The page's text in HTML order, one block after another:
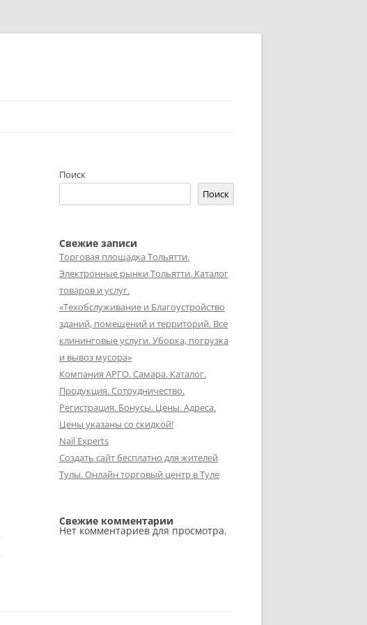
Поиск
Поиск
Свежие записи
Торговая площадка Тольятти.
Электронные рынки Тольятти. Каталог
товаров и услуг.
«Техобслуживание и Благоустройство
зданий, помещений и территорий. Все
клининговые услуги. Уборка, погрузка
и вывоз мусора»
Компания АРГО. Самара. Каталог.
Продукция. Сотрудничество.
Регистрация. Бонусы. Цены. Адреса.
Цены указаны со скидкой!
Nail Experts
Создать сайт бесплатно для жителей
Тулы. Онлайн торговый центр в Туле
Свежие комментарии
Нет комментариев для просмотра.